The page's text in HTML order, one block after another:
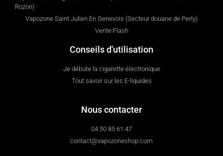
Rozon)
Vapozone Saint Julien En Genevois (Secteur douane de Perly)
Vente Flash
Conseils d'utilisation
Je débute la cigarette électronique
Tout savoir sur les E-liquides
Nous contacter
04 50 85 61 47
contact@vapozoneshop.com